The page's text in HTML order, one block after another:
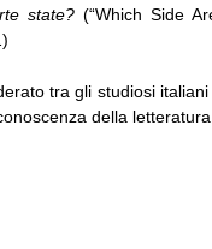
state? (“Which Side
tra gli studiosi
della